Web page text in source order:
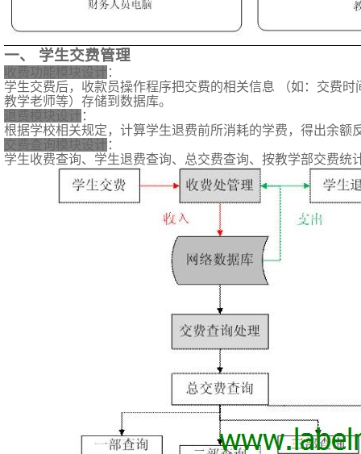
一、 学生交费管理
收费功能模块设计 ：
学生交费后，收款员操作程序把交费的相关信息 （如：交费
教学老师等）存储到数据库。
退费模块设计 ：
根据学校相关规定，计算学生退费前所消耗的学费，得出余额
交费查询模块设计 ：
学生收费查询、学生退费查询、总交费查询、按教学部交费统